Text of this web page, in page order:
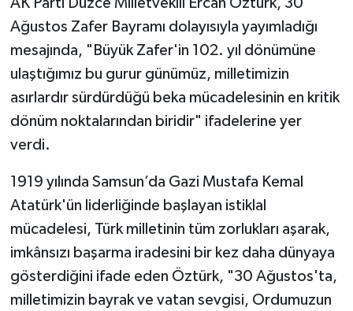
AK Parti Düzce Milletvekili Ercan Öztürk, 30
Ağustos Zafer Bayramı dolayısıyla yayımladığı
mesajında, "Büyük Zafer'in 102. yıl dönümüne
ulaştığımız bu gurur günümüz, milletimizin
asırlardır sürdürdüğü beka mücadelesinin en kritik
dönüm noktalarından biridir" ifadelerine yer
verdi.
1919 yılında Samsun’da Gazi Mustafa Kemal
Atatürk'ün liderliğinde başlayan istiklal
mücadelesi, Türk milletinin tüm zorlukları aşarak,
imkânsızı başarma iradesini bir kez daha dünyaya
gösterdiğini ifade eden Öztürk, "30 Ağustos'ta,
milletimizin bayrak ve vatan sevgisi, Ordumuzun